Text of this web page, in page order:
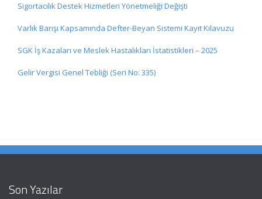
Sigortacılık Destek Hizmetleri Yönetmeliği Değişti
Varlık Barışı Kapsamında Defter-Beyan Sistemi Kayıt Kılavuzu
SGK İş Kazaları ve Meslek Hastalıkları İstatistikleri – 2025
Gelir Vergisi Genel Tebliği (Seri No: 335)
Son Yazılar